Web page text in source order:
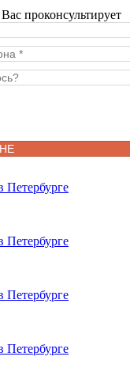
проконсультирует